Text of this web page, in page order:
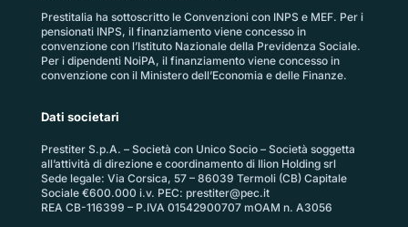
Prestitalia ha sottoscritto le Convenzioni con INPS e MEF. Per i
pensionati INPS, il finanziamento viene concesso in
convenzione con l’Istituto Nazionale della Previdenza Sociale.
Per i dipendenti NoiPA, il finanziamento viene concesso in
convenzione con il Ministero dell’Economia e delle Finanze.
Dati societari
Prestiter S.p.A. – Società con Unico Socio – Società soggetta
all’attività di direzione e coordinamento di Ilion Holding srl
Sede legale: Via Corsica, 57 – 86039 Termoli (CB) Capitale
Sociale €600.000 i.v. PEC: prestiter@pec.it
REA CB-116399 – P.IVA 01542900707 mOAM n. A3056